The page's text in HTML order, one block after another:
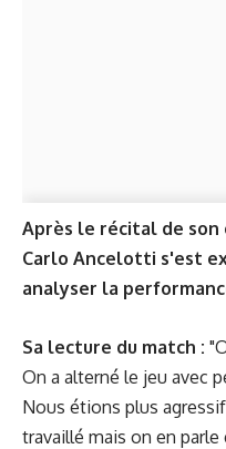
Après le récital de son
Carlo Ancelotti s'est
analyser la
Sa lecture du match :
On a alterné le jeu avec
Nous étions plus
travaillé mais on en